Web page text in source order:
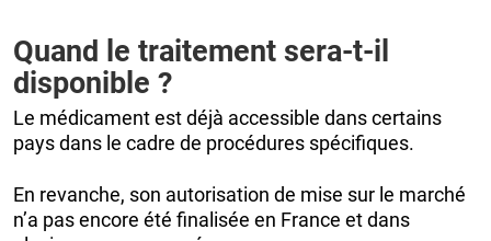
Quand le traitement sera-t-il
disponible ?
Le médicament est déjà accessible dans certains
pays dans le cadre de procédures spécifiques.
En revanche, son autorisation de mise sur le marché
n’a pas encore été finalisée en France et dans